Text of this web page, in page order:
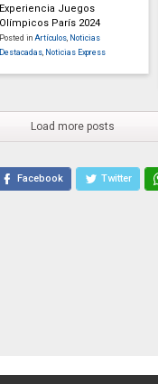
Experiencia Juegos
Olímpicos París 2024
Posted in Artículos Noticias
Destacadas Noticias Express
Load more posts
Facebook Twitter